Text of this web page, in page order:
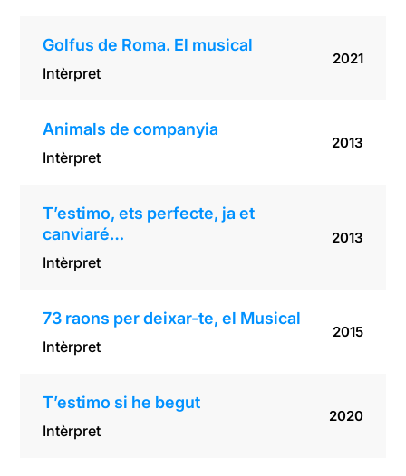
Golfus de Roma. El musical
Intèrpret
2021
Animals de companyia
Intèrpret
2013
T’estimo, ets perfecte, ja et
canviaré…
Intèrpret
2013
73 raons per deixar-te, el Musical
Intèrpret
2015
T’estimo si he begut
Intèrpret
2020